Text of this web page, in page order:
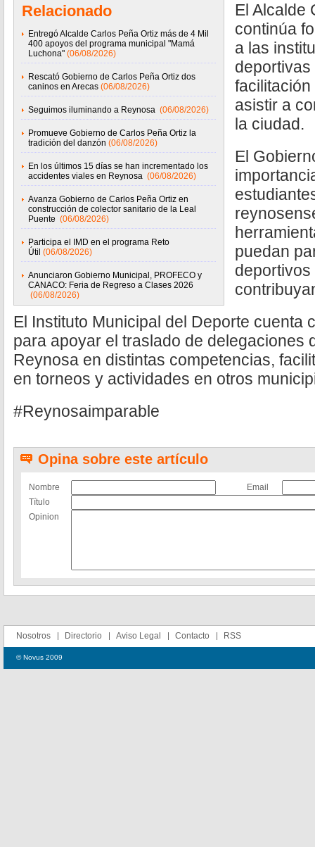
Relacionado
Entregó Alcalde Carlos Peña Ortiz más de 4 Mil
400 apoyos del programa municipal "Mamá
Luchona" (06/08/2026)
Rescató Gobierno de Carlos Peña Ortiz dos
caninos en Arecas (06/08/2026)
Seguimos iluminando a Reynosa (06/08/2026)
Promueve Gobierno de Carlos Peña Ortiz la
tradición del danzón (06/08/2026)
En los últimos 15 días se han incrementado los
accidentes viales en Reynosa (06/08/2026)
Avanza Gobierno de Carlos Peña Ortiz en
construcción de colector sanitario de la Leal
Puente (06/08/2026)
Participa el IMD en el programa Reto
Útil (06/08/2026)
Anunciaron Gobierno Municipal, PROFECO y
CANACO: Feria de Regreso a Clases 2026
(06/08/2026)
El Alcalde
continúa
a las
asistir a
la ciudad.
El
puedan
El Instituto Municipal del Deporte cuenta
para apoyar el traslado de delegaciones
Reynosa en distintas competencias,
en torneos y actividades en otros
#Reynosaimparable
Opina sobre este artículo
Nombre
Email
Título
Opinion
Nosotros Directorio Aviso Legal Contacto RSS
© Novus 2009